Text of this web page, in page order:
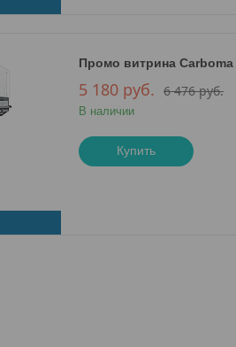
Промо витрина Carboma
6 476руб.
5 180 руб.
В наличии
Купить